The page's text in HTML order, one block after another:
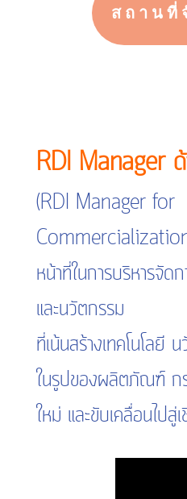
สถานที่
RDI Manager ด้
(RDI Manager for
หน้าที่ในการบริหารจั
และนวัตกรรม
ที่เน้นสร้างเทคโนโลยี
ในรูปของผลิตภัณฑ์ ก
ใหม่ และขับเคลื่อนไป